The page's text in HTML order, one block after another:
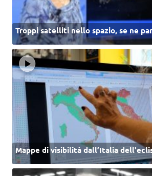
Troppi satelliti nello spazio, se ne
Mappe di visibilità dall’Italia